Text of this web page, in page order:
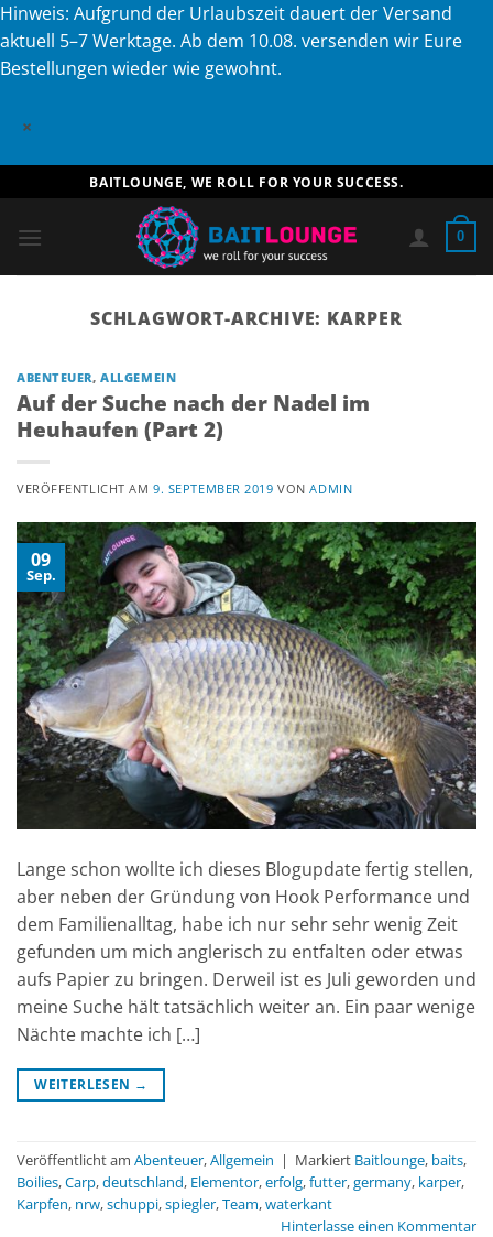
Hinweis: Aufgrund der Urlaubszeit dauert der Versand
aktuell 5–7 Werktage. Ab dem 10.08. versenden wir Eure
Bestellungen wieder wie gewohnt.
×
Inhalt
springen
BAITLOUNGE, WE ROLL FOR YOUR SUCCESS.
0
SCHLAGWORT-ARCHIVE: KARPER
ABENTEUER,ALLGEMEIN
Auf der Suche nach der Nadel im
Heuhaufen (Part 2)
VERÖFFENTLICHT AM9. SEPTEMBER 2019 VONADMIN
09
Sep.
Lange schon wollte ich dieses Blogupdate fertig stellen,
aber neben der Gründung von Hook Performance und
dem Familienalltag, habe ich nur sehr sehr wenig Zeit
gefunden um mich anglerisch zu entfalten oder etwas
aufs Papier zu bringen. Derweil ist es Juli geworden und
meine Suche hält tatsächlich weiter an. Ein paar wenige
Nächte machte ich […]
WEITERLESEN →
Veröffentlicht am Abenteuer,Allgemein | Markiert Baitlounge, baits,
Boilies,Carp,deutschland, Elementor,erfolg,futter,germany, karper,
Karpfen, nrw,schuppi,spiegler,Team,waterkant
Hinterlasse einen Kommentar